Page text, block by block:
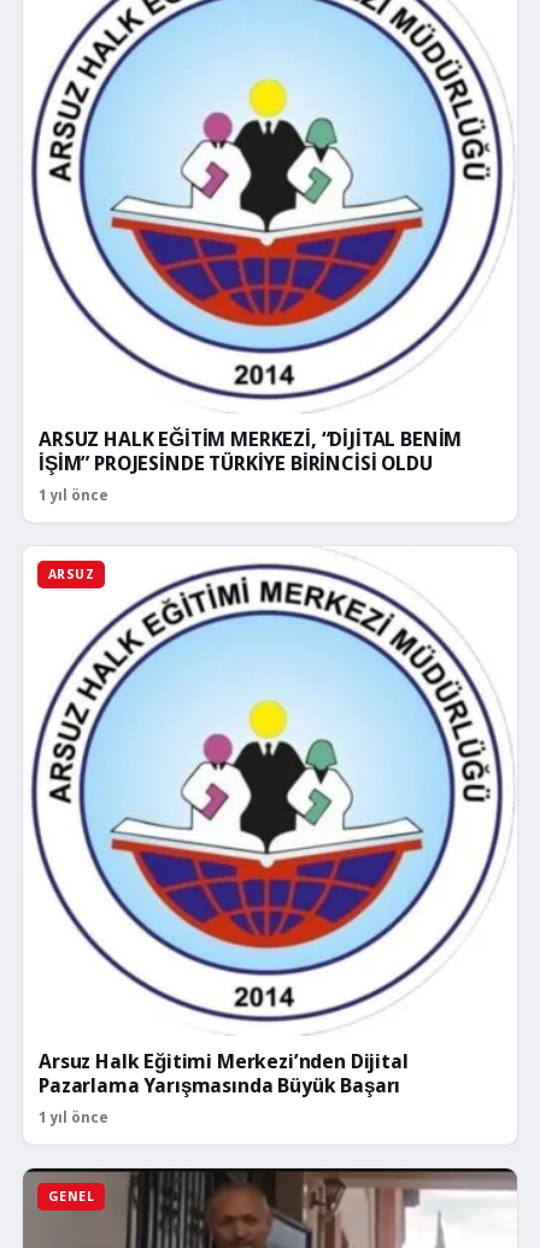
ARSUZ HALK EĞİTİM MERKEZİ, “DİJİTAL BENİM
İŞİM” PROJESİNDE TÜRKİYE BİRİNCİSİ OLDU
1 yıl önce
ARSUZ
Arsuz Halk Eğitimi Merkezi’nden Dijital
Pazarlama Yarışmasında Büyük Başarı
1 yıl önce
GENEL